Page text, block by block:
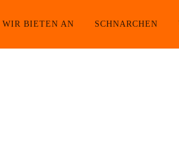
WIR BIETEN AN SCHNARCHEN